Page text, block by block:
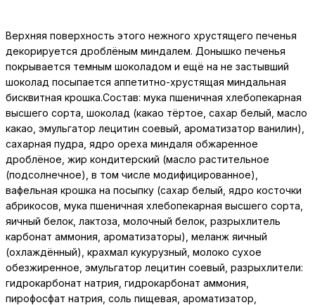
Верхняя поверхность этого нежного хрустящего печенья
декорируется дроблёным миндалем. Донышко печенья
покрывается темным шоколадом и ещё на не застывший
шоколад посыпается аппетитно-хрустящая миндальная
бисквитная крошка.Состав: мука пшеничная хлебопекарная
высшего сорта, шоколад (какао тёртое, сахар белый, масло
какао, эмульгатор лецитин соевый, ароматизатор ванилин),
сахарная пудра, ядро ореха миндаля обжаренное
дроблёное, жир кондитерский (масло растительное
(подсолнечное), в том числе модифицированное),
вафельная крошка на посыпку (сахар белый, ядро косточки
абрикосов, мука пшеничная хлебопекарная высшего сорта,
яичный белок, лактоза, молочный белок, разрыхлитель
карбонат аммония, ароматизаторы), меланж яичный
(охлаждённый), крахмал кукурузный, молоко сухое
обезжиренное, эмульгатор лецитин соевый, разрыхлители:
гидрокарбонат натрия, гидрокарбонат аммония,
пирофосфат натрия, соль пищевая, ароматизатор,